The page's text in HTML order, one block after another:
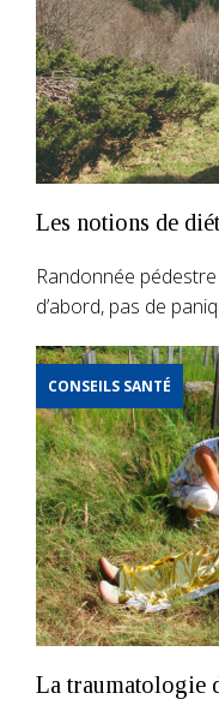
Les notions de
Randonnée
d’abord, pas de
CONSEILS SANTÉ
La traumatologie